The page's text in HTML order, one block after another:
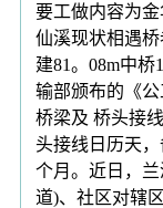
要工做内容为
仙溪现状相遇
建81。08m中
输部颁布的《公
桥梁及 桥头接
头接线日历天
个月。近日，
道)、社区对辖